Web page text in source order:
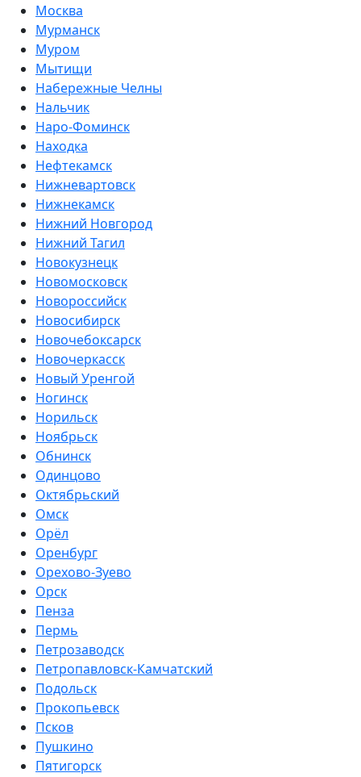
Москва
Мурманск
Муром
Мытищи
Набережные Челны
Нальчик
Наро-Фоминск
Находка
Нефтекамск
Нижневартовск
Нижнекамск
Нижний Новгород
Нижний Тагил
Новокузнецк
Новомосковск
Новороссийск
Новосибирск
Новочебоксарск
Новочеркасск
Новый Уренгой
Ногинск
Норильск
Ноябрьск
Обнинск
Одинцово
Октябрьский
Омск
Орёл
Оренбург
Орехово-Зуево
Орск
Пенза
Пермь
Петрозаводск
Петропавловск-Камчатский
Подольск
Прокопьевск
Псков
Пушкино
Пятигорск